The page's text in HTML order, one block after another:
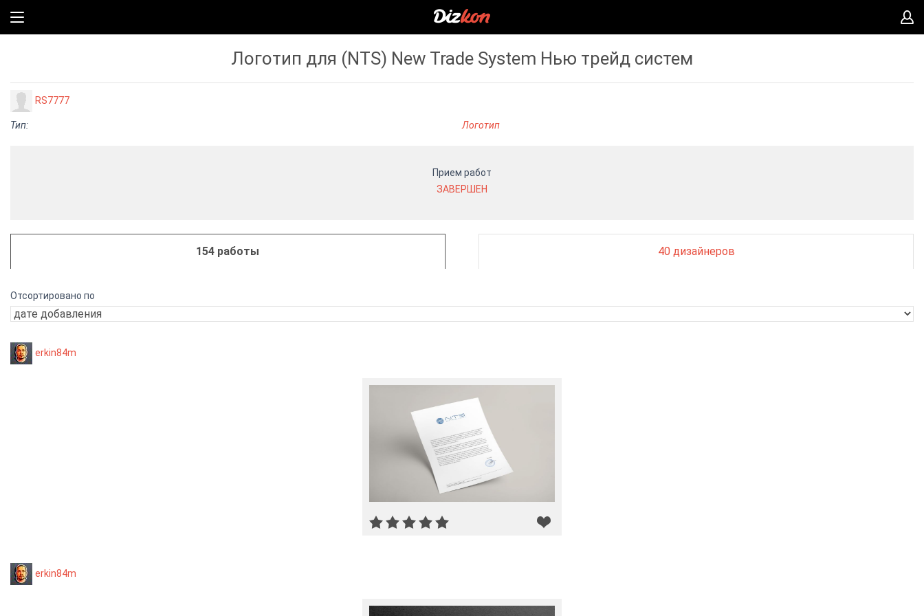
Логотип для (NTS) New Trade System Нью трейд систем
RS7777
Тип: Логотип
Прием работ
ЗАВЕРШЕН
154 работы 40 дизайнеров
Отсортировано по
erkin84m
erkin84m